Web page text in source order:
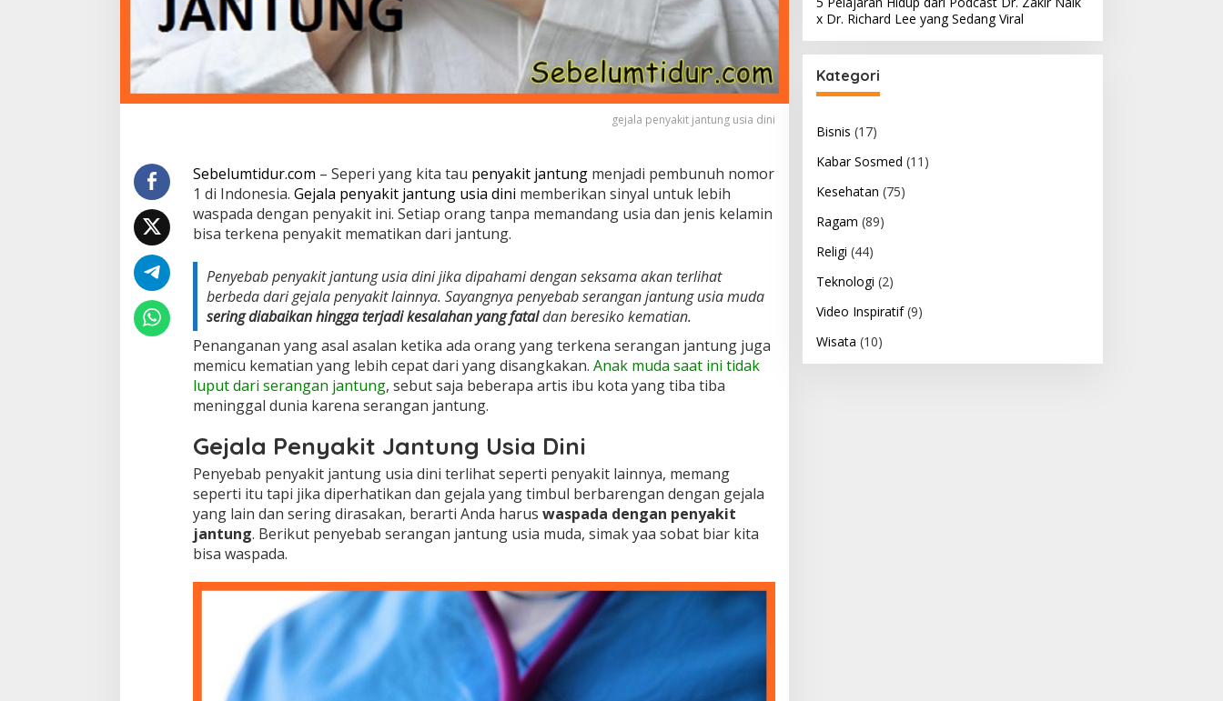
n
K
p
D
i
a
b
k
a
n
e
r
a
k
i
a
F
a
t
a
gejala penyakit jantung usia dini
Sebelumtidur.com – Seperi yang kita tau penyakit jantungmenjadi pembunuh nomor
1 di Indonesia. Gejala penyakit jantung usia dini memberikan sinyal untuk lebih
waspada dengan penyakit ini. Setiap orang tanpa memandang usia dan jenis kelamin
bisa terkena penyakit mematikan dari jantung.
Penyebab penyakit jantung usia dini jika dipahami dengan seksama akan terlihat
berbeda dari gejala penyakit lainnya. Sayangnya penyebab serangan jantung usia muda
sering diabaikan hingga terjadi kesalahan yang fataldan beresiko kematian.
Penanganan yang asal asalan ketika ada orang yang terkena serangan jantung juga
memicu kematian yang lebih cepat dari yang disangkakan. Anak muda saat ini tidak
luput dari serangan jantung, sebut saja beberapa artis ibu kota yang tiba tiba
meninggal dunia karena serangan jantung.
Gejala Penyakit Jantung Usia Dini
Penyebab penyakit jantung usia dini terlihat seperti penyakit lainnya, memang
seperti itu tapi jika diperhatikan dan gejala yang timbul berbarengan dengan gejala
yang lain dan sering dirasakan, berarti Anda harus waspada dengan penyakit
jantung. Berikut penyebab serangan jantung usia muda, simak yaa sobat biar kita
bisa waspada.
x Dr. Richard Lee yang Sedang Viral
Kategori
Bisnis (17)
Kabar Sosmed (11)
Kesehatan (75)
Ragam (89)
Religi (44)
Teknologi (2)
Video Inspiratif(9)
Wisata (10)